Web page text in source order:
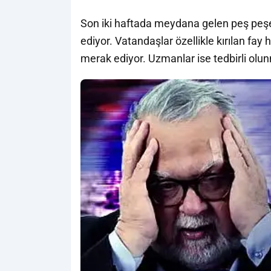
Son iki haftada meydana gelen peş
ediyor. Vatandaşlar özellikle kırılan fay
merak ediyor. Uzmanlar ise tedbirli